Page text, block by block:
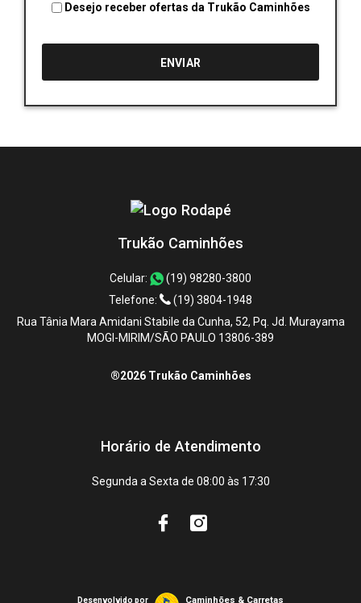
Desejo receber ofertas da Trukão Caminhões
Trukão Caminhões
Celular:
(19) 98280-3800
Telefone:
(19) 3804-1948
Rua Tânia Mara Amidani Stabile da Cunha, 52, Pq. Jd. Murayama
MOGI-MIRIM/SÃO PAULO 13806-389
®2026 Trukão Caminhões
Horário de Atendimento
Segunda a Sexta de 08:00 às 17:30
Desenvolvido por Caminhões & Carretas